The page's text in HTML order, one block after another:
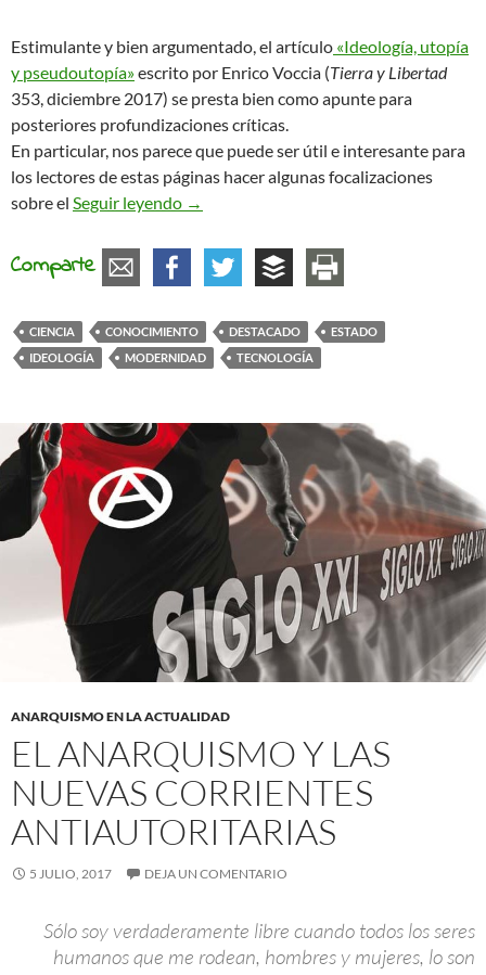
Estimulante y bien argumentado, el artículo «Ideología, utopía
y pseudoutopía»escrito por Enrico Voccia (Tierra y Libertad
353, diciembre 2017) se presta bien como apunte para
posteriores profundizaciones críticas.
En particular, nos parece que puede ser útil e interesante para
los lectores de estas páginas hacer algunas focalizaciones
sobre el Seguir leyendo La ideología y sus mecanismos
→
Comparte
CIENCIA CONOCIMIENTO DESTACADO
ESTADO
IDEOLOGÍA
MODERNIDAD TECNOLOGÍA
ANARQUISMO EN LA ACTUALIDAD
EL ANARQUISMO Y LAS
NUEVAS CORRIENTES
ANTIAUTORITARIAS
5 JULIO, 2017 DEJA UN COMENTARIO
Sólo soy verdaderamente libre cuando todos los seres
humanos que me rodean, hombres y mujeres, lo son